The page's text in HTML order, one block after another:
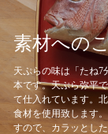
素材への
天ぷらの味は「たね7
本です。天ぷら弥平
て仕入れています。
食材を使用致します
すので、カラッとし